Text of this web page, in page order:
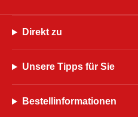
Direkt zu
Unsere Tipps für Sie
Bestellinformationen